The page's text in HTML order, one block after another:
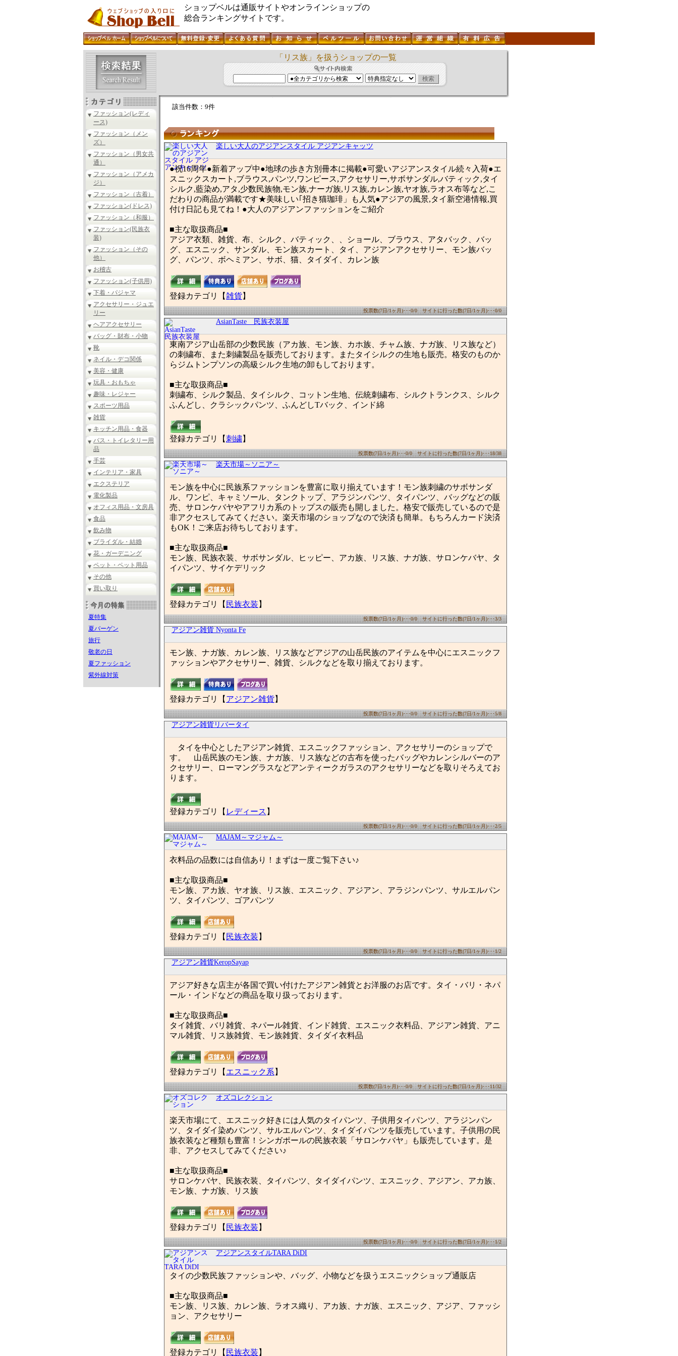
ショップベルは通販サイトやオンラインショップの
総合ランキングサイトです。
ファッション(レディ
ース)
ファッション（メン
ズ）
ファッション（男女共
通）
ファッション（アメカ
ジ）
ファッション（古着）
ファッション(ドレス)
ファッション（和服）
ファッション(民族衣
装)
ファッション（その
他）
お稽古
ファッション(子供用)
下着・パジャマ
アクセサリー・ジュエ
リー
ヘアアクセサリー
バッグ・財布・小物
靴
ネイル・デコ関係
美容・健康
玩具・おもちゃ
趣味・レジャー
スポーツ用品
雑貨
キッチン用品・食器
バス・トイレタリー用
品
手芸
インテリア・家具
エクステリア
電化製品
オフィス用品・文房具
食品
飲み物
ブライダル・結婚
花・ガーデニング
ペット・ペット用品
その他
買い取り
夏特集
夏バーゲン
旅行
敬老の日
夏ファッション
紫外線対策
「リス族」を扱うショップの一覧
該当件数：9件
楽しい大人のアジアンスタイル アジアンキャッツ
●祝16周年●新着アップ中●地球の歩き方別冊本に掲載●可愛いアジアンスタイル続々入荷●エ
スニックスカート,ブラウス,パンツ,ワンピース,アクセサリー,サボサンダル,バティック,タイ
シルク,藍染め,アタ,少数民族物,モン族,ナーガ族,リス族,カレン族,ヤオ族,ラオス布等など,こ
だわりの商品が満載です★美味しい｢招き猫珈琲」も人気●アジアの風景,タイ新空港情報,買
付け日記も見てね！●大人のアジアンファッションをご紹介
■主な取扱商品■
アジア衣類、雑貨、布、シルク、バティック、、ショール、ブラウス、アタバック、バッ
グ、エスニック、サンダル、モン族スカート、タイ、アジアンアクセサリー、モン族バッ
グ、パンツ、ボヘミアン、サボ、猫、タイダイ、カレン族
登録カテゴリ【雑貨】
投票数(7日/1ヶ月)･･･0/0 サイトに行った数(7日/1ヶ月)･･･0/0
AsianTaste 民族衣装屋
東南アジア山岳部の少数民族（アカ族、モン族、カホ族、チャム族、ナガ族、リス族など）
の刺繍布、また刺繍製品を販売しております。またタイシルクの生地も販売。格安のものか
らジムトンプソンの高級シルク生地の卸もしております。
■主な取扱商品■
刺繍布、シルク製品、タイシルク、コットン生地、伝統刺繍布、シルクトランクス、シルク
ふんどし、クラシックパンツ、ふんどしTバック、インド綿
登録カテゴリ【刺繍】
投票数(7日/1ヶ月)･･･0/0 サイトに行った数(7日/1ヶ月)･･･18/38
楽天市場～ソニア～
モン族を中心に民族系ファッションを豊富に取り揃えています！モン族刺繍のサボサンダ
ル、ワンピ、キャミソール、タンクトップ、アラジンパンツ、タイパンツ、バッグなどの販
売、サロンケバヤやアフリカ系のトップスの販売も開しました。格安で販売しているので是
非アクセスしてみてください。楽天市場のショップなので決済も簡単。もちろんカード決済
もOK！ご来店お待ちしております。
■主な取扱商品■
モン族、民族衣装、サボサンダル、ヒッピー、アカ族、リス族、ナガ族、サロンケバヤ、タ
イパンツ、サイケデリック
登録カテゴリ【 民族衣装 】
投票数(7日/1ヶ月)･･･0/0 サイトに行った数(7日/1ヶ月)･･･3/3
アジアン雑貨 Nyonta Fe
モン族、ナガ族、カレン族、リス族などアジアの山岳民族のアイテムを中心にエスニックフ
ァッションやアクセサリー、雑貨、シルクなどを取り揃えております。
登録カテゴリ【 アジアン雑貨】
投票数(7日/1ヶ月)･･･0/0 サイトに行った数(7日/1ヶ月)･･･5/8
アジアン雑貨リバータイ
タイを中心としたアジアン雑貨、エスニックファッション、アクセサリーのショップで
す。 山岳民族のモン族、ナガ族、リス族などの古布を使ったバッグやカレンシルバーのア
クセサリー、ローマングラスなどアンティークガラスのアクセサリーなどを取りそろえてお
ります。
登録カテゴリ【 レディース 】
投票数(7日/1ヶ月)･･･0/0 サイトに行った数(7日/1ヶ月)･･･2/5
MAJAM～マジャム～
衣料品の品数には自信あり！まずは一度ご覧下さい♪
■主な取扱商品■
モン族、アカ族、ヤオ族、リス族、エスニック、アジアン、アラジンパンツ、サルエルパン
ツ、タイパンツ、ゴアパンツ
登録カテゴリ【 民族衣装 】
投票数(7日/1ヶ月)･･･0/0 サイトに行った数(7日/1ヶ月)･･･1/2
アジアン雑貨KeropSayap
アジア好きな店主が各国で買い付けたアジアン雑貨とお洋服のお店です。タイ・バリ・ネパ
ール・インドなどの商品を取り扱っております。
■主な取扱商品■
タイ雑貨、バリ雑貨、ネパール雑貨、インド雑貨、エスニック衣料品、アジアン雑貨、アニ
マル雑貨、リス族雑貨、モン族雑貨、タイダイ衣料品
登録カテゴリ【 エスニック系】
投票数(7日/1ヶ月)･･･0/0 サイトに行った数(7日/1ヶ月)･･･11/32
オズコレクション
楽天市場にて、エスニック好きには人気のタイパンツ、子供用タイパンツ、アラジンパン
ツ、タイダイ染めパンツ、サルエルパンツ、タイダイパンツを販売しています。子供用の民
族衣装など種類も豊富！シンガポールの民族衣装「サロンケバヤ」も販売しています。是
非、アクセスしてみてください♪
■主な取扱商品■
サロンケバヤ、民族衣装、タイパンツ、タイダイパンツ、エスニック、アジアン、アカ族、
モン族、ナガ族、リス族
登録カテゴリ【 民族衣装 】
投票数(7日/1ヶ月)･･･0/0 サイトに行った数(7日/1ヶ月)･･･1/2
アジアンスタイルTARA DiDI
タイの少数民族ファッションや、バッグ、小物などを扱うエスニックショップ通販店
■主な取扱商品■
モン族、リス族、カレン族、ラオス織り、アカ族、ナガ族、エスニック、アジア、ファッシ
ョン、アクセサリー
登録カテゴリ【 民族衣装 】